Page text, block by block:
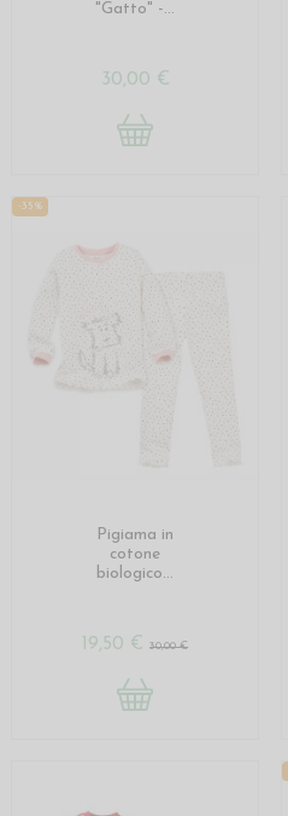
"Gatto" -...
30,00 €
-35%
Pigiama in
cotone
biologico...
19,50 €30,00 €